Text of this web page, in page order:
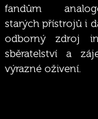
fandům
starých přístrojů i
odborný zdroj
sběratelství a
výrazné oživení.